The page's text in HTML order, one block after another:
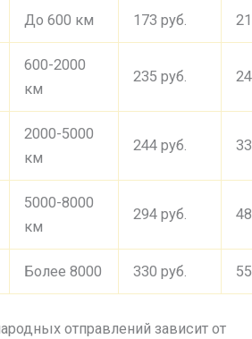
До 600 км 173 руб.
600-2000
км
235 руб.
2000-5000
км
244 руб.
5000-8000
км
294 руб.
Более 8000 330 руб.
отправлений зависит от